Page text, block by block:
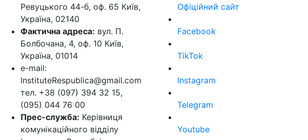
Ревуцького 44-б, оф. 65 Київ,
Україна, 02140
Фактична адреса: вул. П.
Болбочана, 4, оф. 10 Київ,
Україна, 01014
e-mail:
InstituteRespublica@gmail.com
тел. +38 (097) 394 32 15,
(095) 044 76 00
Прес-служба: Керівниця
комунікаційного відділу
Офіційний сайт
Facebook
TikTok
Instagram
Telegram
Youtube